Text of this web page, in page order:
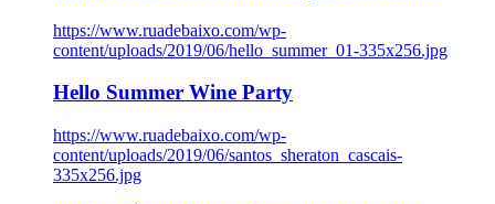
https://www.ruadebaixo.com/wp-
content/uploads/2019/06/hello_summer_01-335x256.jpg
Hello Summer Wine Party
https://www.ruadebaixo.com/wp-
content/uploads/2019/06/santos_sheraton_cascais-
335x256.jpg